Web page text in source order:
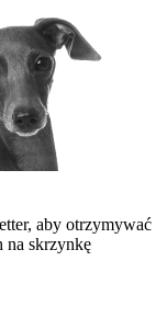
aby otrzymywać
na skrzynkę